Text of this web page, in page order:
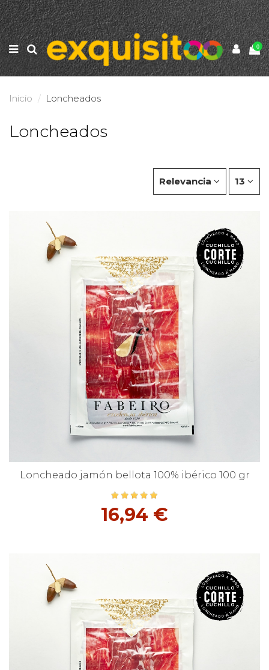
0
Inicio Loncheados
Loncheados
Relevancia 13
Loncheado jamón bellota 100% ibérico 100 gr
16,94 €